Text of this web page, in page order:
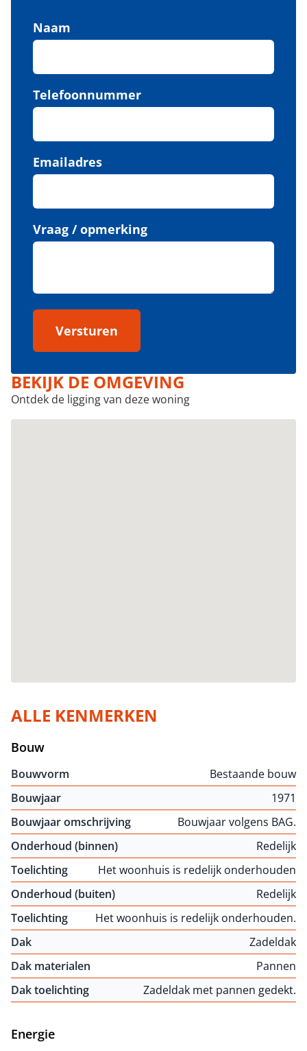
Naam
Telefoonnummer
Emailadres
Vraag / opmerking
Versturen
BEKIJK DE OMGEVING
Ontdek de ligging van deze woning
ALLE KENMERKEN
Bouw
Bouwvorm
Bestaande bouw
Bouwjaar
1971
Bouwjaar omschrijving
Bouwjaar volgens BAG.
Onderhoud (binnen)
Redelijk
Toelichting
Het woonhuis is redelijk onderhouden
Onderhoud (buiten)
Redelijk
Toelichting
Het woonhuis is redelijk onderhouden.
Dak
Zadeldak
Dak materialen
Pannen
Dak toelichting
Zadeldak met pannen gedekt.
Energie